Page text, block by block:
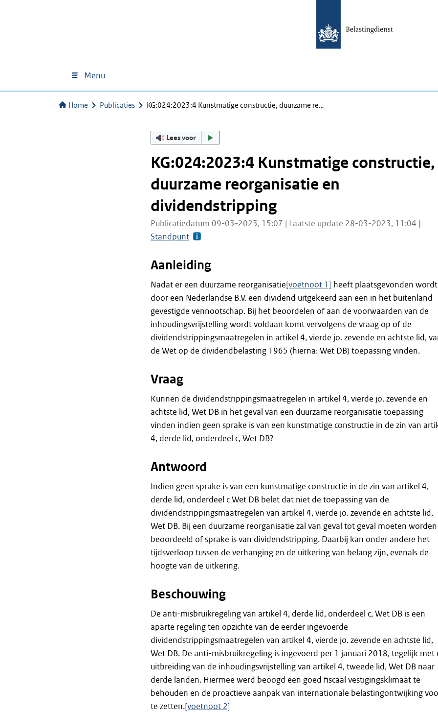
Menu
Home Publicaties KG:024:2023:4 Kunstmatige constructie, duurzame re…
Lees voor
KG:024:2023:4 Kunstmatige constructie,
duurzame reorganisatie en
dividendstripping
Publicatiedatum 09-03-2023, 15:07 | Laatste update 28-03-2023, 11:04 |
Standpunt
Aanleiding
Nadat er een duurzame reorganisatie[voetnoot 1] heeft plaatsgevonden
door een Nederlandse B.V. een dividend uitgekeerd aan een in het buitenland
gevestigde vennootschap. Bij het beoordelen of aan de voorwaarden van de
inhoudingsvrijstelling wordt voldaan komt vervolgens de vraag op of de
dividendstrippingsmaatregelen in artikel 4, vierde jo. zevende en achtste lid,
de Wet op de dividendbelasting 1965 (hierna: Wet DB) toepassing vinden.
Vraag
Kunnen de dividendstrippingsmaatregelen in artikel 4, vierde jo. zevende en
achtste lid, Wet DB in het geval van een duurzame reorganisatie toepassing
vinden indien geen sprake is van een kunstmatige constructie in de zin van
4, derde lid, onderdeel c, Wet DB?
Antwoord
Indien geen sprake is van een kunstmatige constructie in de zin van artikel 4,
derde lid, onderdeel c Wet DB belet dat niet de toepassing van de
dividendstrippingsmaatregelen van artikel 4, vierde jo. zevende en achtste lid,
Wet DB. Bij een duurzame reorganisatie zal van geval tot geval moeten worden
beoordeeld of sprake is van dividendstripping. Daarbij kan onder andere het
tijdsverloop tussen de verhanging en de uitkering van belang zijn, evenals de
hoogte van de uitkering.
Beschouwing
De anti-misbruikregeling van artikel 4, derde lid, onderdeel c, Wet DB is een
aparte regeling ten opzichte van de eerder ingevoerde
dividendstrippingsmaatregelen van artikel 4, vierde jo. zevende en achtste lid,
Wet DB. De anti-misbruikregeling is ingevoerd per 1 januari 2018, tegelijk met
uitbreiding van de inhoudingsvrijstelling van artikel 4, tweede lid, Wet DB naar
derde landen. Hiermee werd beoogd een goed fiscaal vestigingsklimaat te
behouden en de proactieve aanpak van internationale belastingontwijking
te zetten.[voetnoot 2]